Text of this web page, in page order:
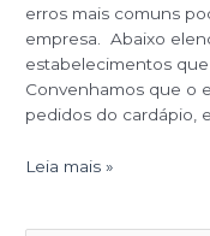
erros mais comuns
empresa. Abaixo
estabelecimentos que
Convenhamos que o
pedidos do cardápio,
Leia mais »